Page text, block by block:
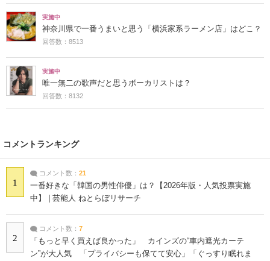
実施中
神奈川県で一番うまいと思う「横浜家系ラーメン店」はどこ？
回答数：8513
実施中
唯一無二の歌声だと思うボーカリストは？
回答数：8132
コメントランキング
1
コメント数： 21
一番好きな「韓国の男性俳優」は？【2026年版・人気投票実施
中】 | 芸能人 ねとらぼリサーチ
2
コメント数： 7
「もっと早く買えば良かった」 カインズの“車内遮光カーテ
ン”が大人気 「プライバシーも保てて安心」「ぐっすり眠れま